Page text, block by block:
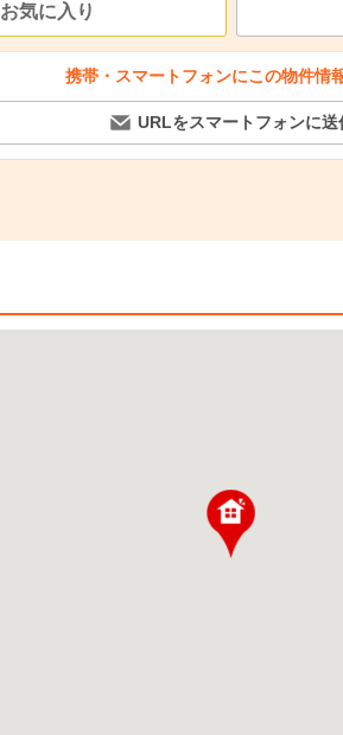
お気に入り
携帯・スマートフォンにこの物件情
URLをスマートフォンに送